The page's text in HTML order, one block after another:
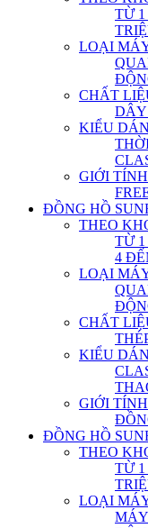
TỪ 1
LOẠI
CHẤT
DÂY
KIỂU
GIỚI TÍNH
ĐỒNG HỒ
THEO
TỪ
4
LOẠI
CHẤT
KIỂU
GIỚI TÍNH
ĐỒNG HỒ
THEO
TỪ 1
LOẠI